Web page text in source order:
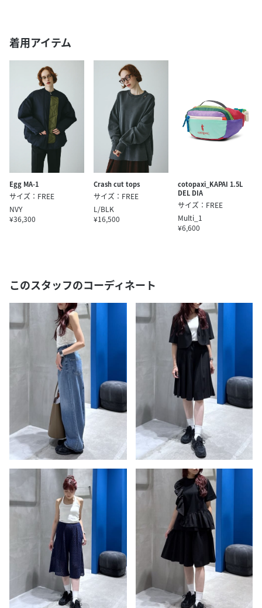
着用アイテム
Egg MA-1
サイズ：FREE
NVY
¥36,300
Crash cut tops
サイズ：FREE
L/BLK
¥16,500
cotopaxi_KAPAI 1.5L
DEL DIA
サイズ：FREE
Multi_1
¥6,600
このスタッフのコーディネート